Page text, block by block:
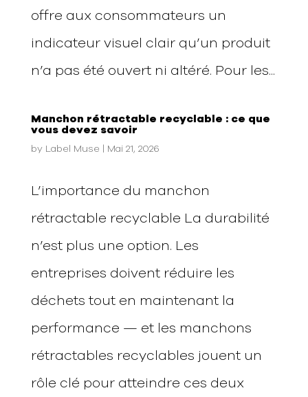
offre aux consommateurs un
indicateur visuel clair qu’un produit
n’a pas été ouvert ni altéré. Pour les...
Manchon rétractable recyclable : ce que
vous devez savoir
by Label Muse Mai 21, 2026
L’importance du manchon
rétractable recyclable La durabilité
n’est plus une option. Les
entreprises doivent réduire les
déchets tout en maintenant la
performance — et les manchons
rétractables recyclables jouent un
rôle clé pour atteindre ces deux